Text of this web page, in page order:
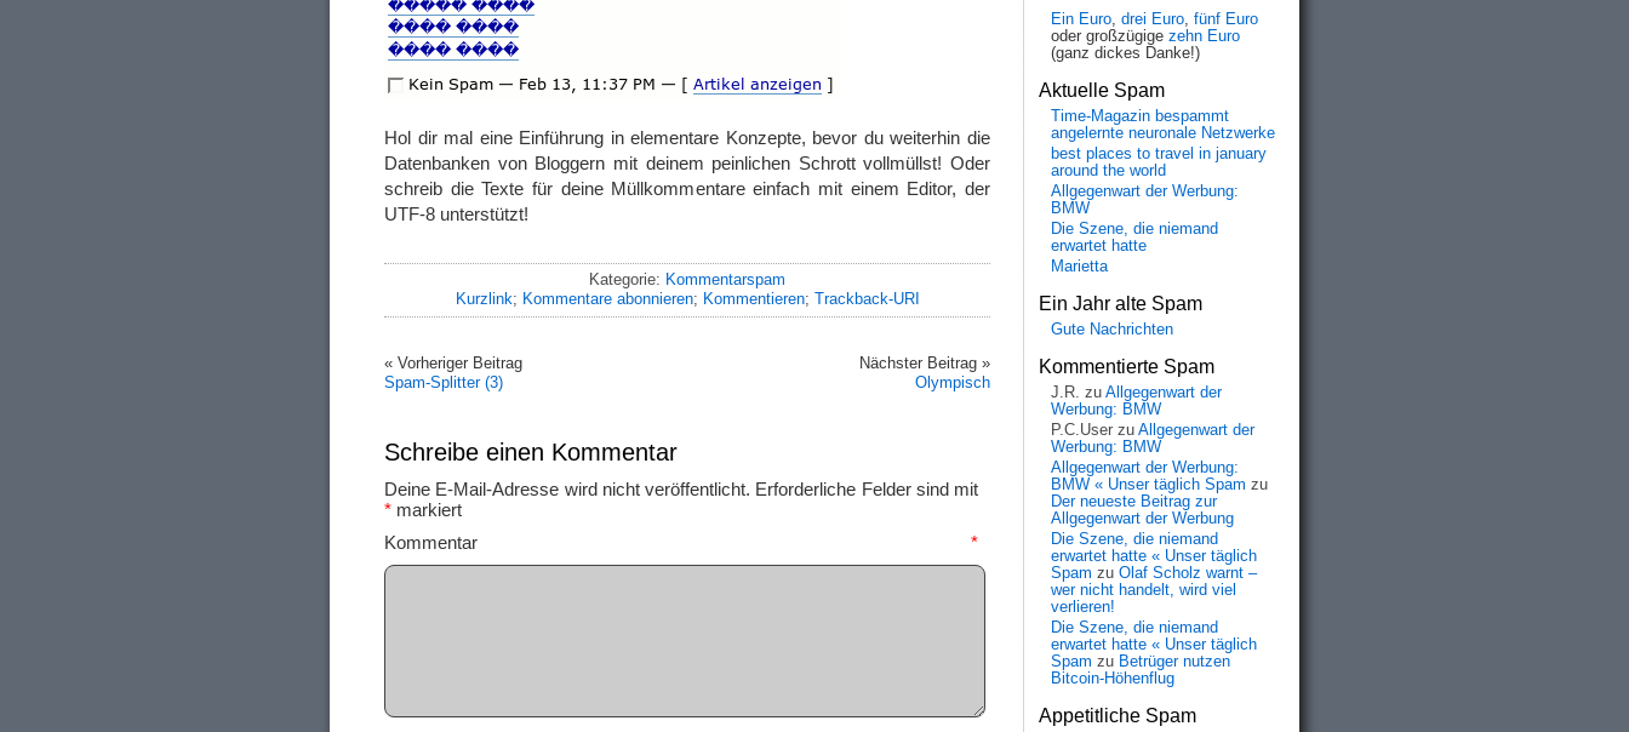
Hol dir mal eine Einführung in elementare Konzepte, bevor du weiterhin die
Datenbanken von Bloggern mit deinem peinlichen Schrott vollmüllst! Oder
schreib die Texte für deine Müllkommentare einfach mit einem Editor, der
UTF-8 unterstützt!
Kategorie: Kommentarspam
Kurzlink; Kommentare abonnieren; Kommentieren; Trackback-URI
« Vorheriger Beitrag
Spam-Splitter (3)
Nächster Beitrag »
Olympisch
Schreibe einen Kommentar
Deine E-Mail-Adresse wird nicht veröffentlicht. Erforderliche Felder sind mit
* markiert
Kommentar *
Ein Euro, drei Euro, fünf Euro
oder großzügige zehn Euro
(ganz dickes Danke!)
Aktuelle Spam
Time-Magazin bespammt
angelernte neuronale Netzwerke
best places to travel in january
around the world
Allgegenwart der Werbung:
BMW
Die Szene, die niemand
erwartet hatte
Marietta
Ein Jahr alte Spam
Gute Nachrichten
Kommentierte Spam
J.R. zu Allgegenwart der
Werbung: BMW
P.C.User zu Allgegenwart der
Werbung: BMW
Allgegenwart der Werbung:
BMW « Unser täglich Spam zu
Der neueste Beitrag zur
Allgegenwart der Werbung
Die Szene, die niemand
erwartet hatte « Unser täglich
Spam zu Olaf Scholz warnt –
wer nicht handelt, wird viel
verlieren!
Die Szene, die niemand
erwartet hatte « Unser täglich
Spam zu Betrüger nutzen
Bitcoin-Höhenflug
Appetitliche Spam